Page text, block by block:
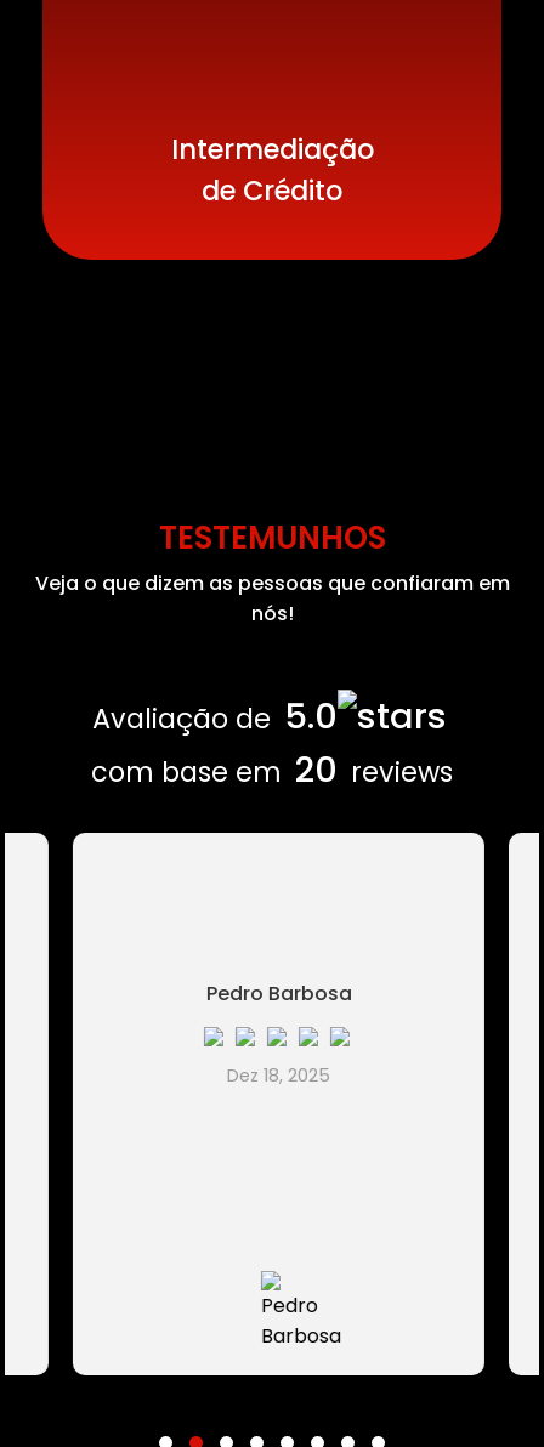
Intermediação
de Crédito
TESTEMUNHOS
Veja o que dizem as pessoas que confiaram em
nós!
Avaliação de 5.0
com base em 20 reviews
Pedro Barbosa
Dez 18, 2025